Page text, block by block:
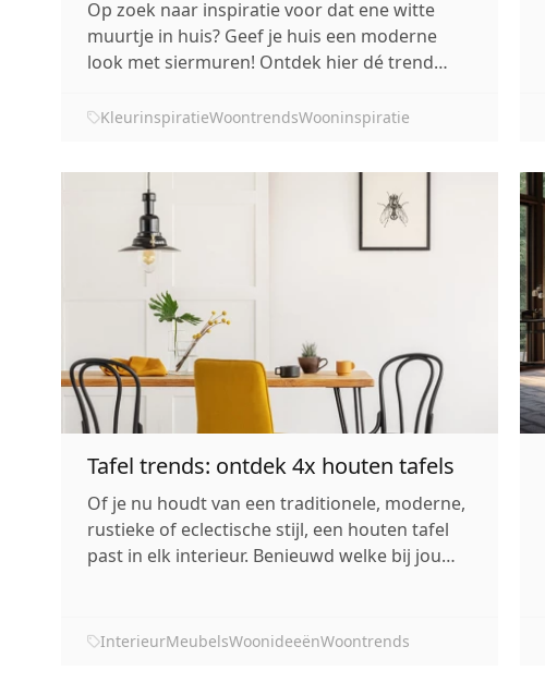
Op zoek naar inspiratie voor dat ene witte
muurtje in huis? Geef je huis een moderne
look met siermuren! Ontdek hier dé trend
KleurinspiratieWoontrendsWooninspiratie
Tafel trends: ontdek 4x houten tafels
Of je nu houdt van een traditionele, moderne,
rustieke of eclectische stijl, een houten tafel
past in elk interieur. Benieuwd welke bij jou
InterieurMeubelsWoonideeënWoontrends